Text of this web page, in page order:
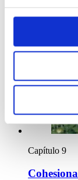
Capítulo 9